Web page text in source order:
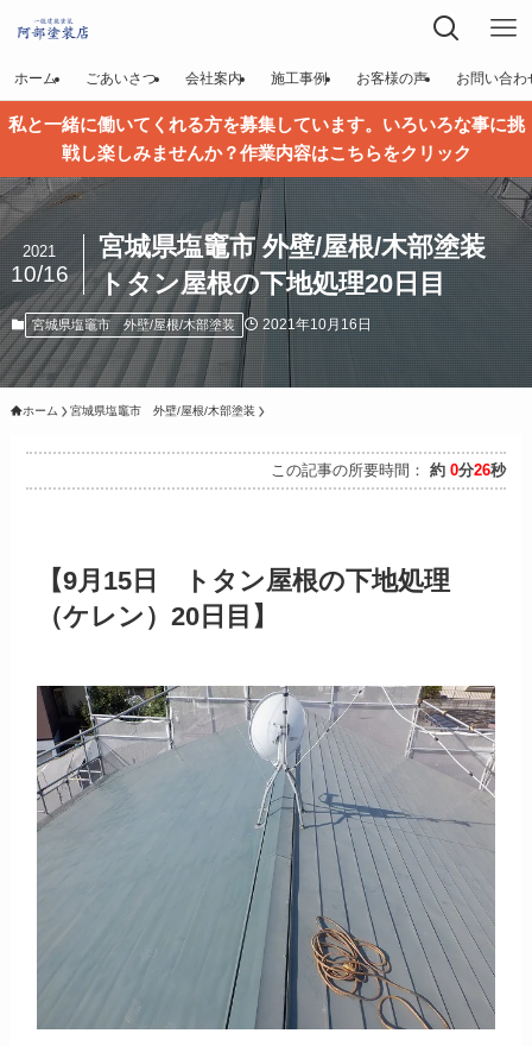
ホーム ごあいさつ 会社案内 施工事例 お客様の声 お問い合わ
私と一緒に働いてくれる方を募集しています。いろいろな事に挑
戦し楽しみませんか？作業内容はこちらをクリック
宮城県塩竈市 外壁/屋根/木部塗装
トタン屋根の下地処理20日目
2021
10/16
宮城県塩竈市 外壁/屋根/木部塗装 2021年10月16日
ホーム 宮城県塩竈市 外壁/屋根/木部塗装
この記事の所要時間： 約 0分26秒
【9月15日 トタン屋根の下地処理
（ケレン）20日目】